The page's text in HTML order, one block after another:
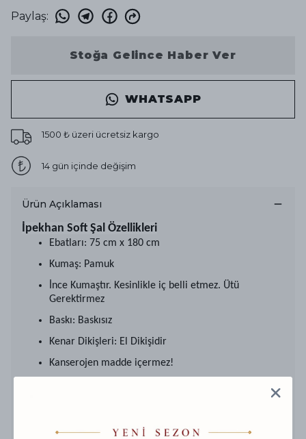
Paylaş:
Stoğa Gelince Haber Ver
WHATSAPP
1500 ₺ üzeri ücretsiz kargo
14 gün içinde değişim
Ürün Açıklaması
İpekhan Soft Şal Özellikleri
Ebatları: 75 cm x 180 cm
Kumaş: Pamuk
İnce Kumaştır. Kesinlikle iç belli etmez. Ütü
Gerektirmez
Baskı: Baskısız
Kenar Dikişleri: El Dikişidir
Kanserojen madde içermez!
Asmadan, sererek kurutunuz.